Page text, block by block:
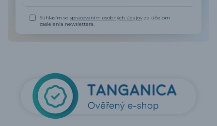
Súhlasím sospracovaním osobných údajov za účelom
zasielania newslettera.